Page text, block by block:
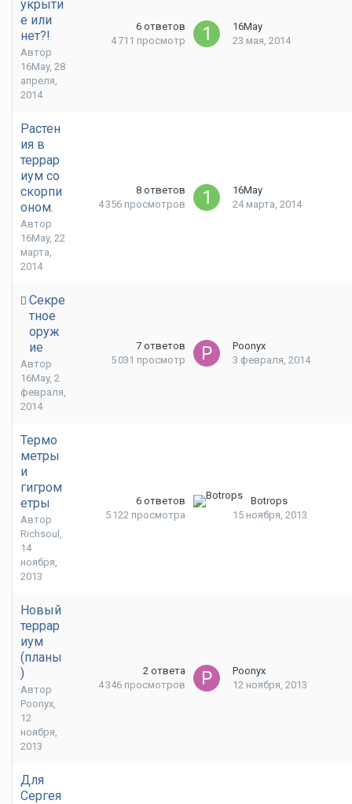
укрыти
е или
нет?!
Автор
16May, 28
апреля,
2014
6 ответов
4 711 просмотр
16May
23 мая, 2014
Растен
ия в
террар
иум со
скорпи
оном.
Автор
16May, 22
марта,
2014
8 ответов
4 356 просмотров
16May
24 марта, 2014
Секре
тное
оруж
ие
Автор
16May, 2
февраля,
2014
7 ответов
5 031 просмотр
Poonyx
3 февраля, 2014
Термо
метры
и
гигром
етры
Автор
Richsoul ,
14
ноября,
2013
6 ответов
5 122 просмотра
Botrops
15 ноября, 2013
Новый
террар
иум
(планы
)
Автор
Poonyx,
12
ноября,
2013
2 ответа
4 346 просмотров
Poonyx
12 ноября, 2013
Для
Сергея